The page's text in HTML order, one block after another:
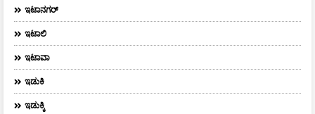
ಇಟಾನಗರ್‌
ಇಟಾಲಿ
ಇಟಾವಾ
ಇಡುಕಿ
ಇಡುಕ್ಕಿ